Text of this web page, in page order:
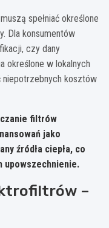
spełniać określone
Dla konsumentów
czy dany
określone w lokalnych
niepotrzebnych kosztów
filtrów
jako
źródła ciepła, co
upowszechnienie.
–